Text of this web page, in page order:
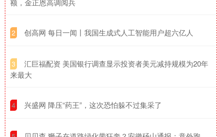
额，金正恩高调阅兵
2 ​创高网 每日一闻丨我国生成式人工智能用户超六亿人
3
​汇巨福配资 美国银行调查显示投资者美元减持规模为20年
来最大
4 ​兴盛网 降压“药王”，这次恐怕躲不过集采了